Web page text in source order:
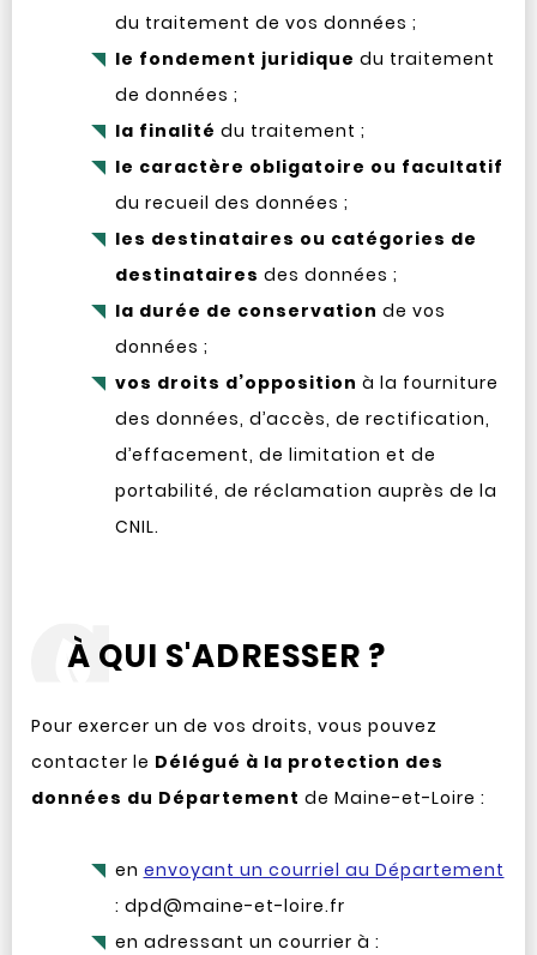
du traitement de vos données ;
le fondement juridique du traitement
de données ;
la finalité du traitement ;
le caractère obligatoire ou facultatif
du recueil des données ;
les destinataires ou catégories de
destinataires des données ;
la durée de conservation de vos
données ;
vos droits d’opposition à la fourniture
des données, d’accès, de rectification,
d’effacement, de limitation et de
portabilité, de réclamation auprès de la
CNIL.
À QUI S'ADRESSER ?
Pour exercer un de vos droits, vous pouvez
contacter le Délégué à la protection des
données du Département de Maine-et-Loire :
en envoyant un courriel au Département
: dpd@maine-et-loire.fr
en adressant un courrier à :